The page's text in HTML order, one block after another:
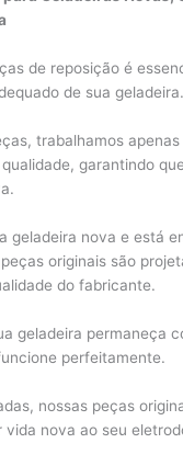
de reposição é
de sua geladeira.
trabalhamos
garantindo
geladeira nova e está
originais são
do fabricante.
geladeira permaneça
perfeitamente.
nossas peças
vida nova ao seu